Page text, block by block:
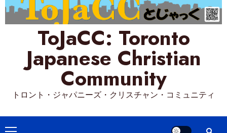
ToJaCC: Toronto
Japanese Christian
Community
トロント・ジャパニーズ・クリスチャン・コミュニティ